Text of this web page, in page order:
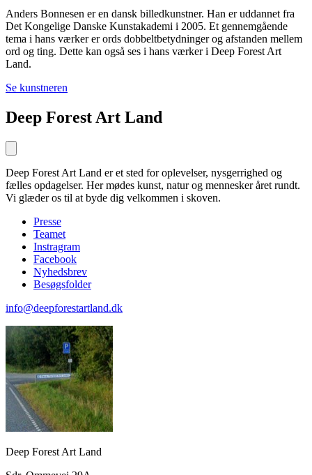
Anders Bonnesen er en dansk billedkunstner. Han er uddannet fra
Det Kongelige Danske Kunstakademi i 2005. Et gennemgående
tema i hans værker er ords dobbeltbetydninger og afstanden mellem
ord og ting. Dette kan også ses i hans værker i Deep Forest Art
Land.
Se kunstneren
Deep Forest Art Land
Deep Forest Art Land er et sted for oplevelser, nysgerrighed og
fælles opdagelser. Her mødes kunst, natur og mennesker året rundt.
Vi glæder os til at byde dig velkommen i skoven.
Presse
Teamet
Instragram
Facebook
Nyhedsbrev
Besøgsfolder
info@deepforestartland.dk
Deep Forest Art Land